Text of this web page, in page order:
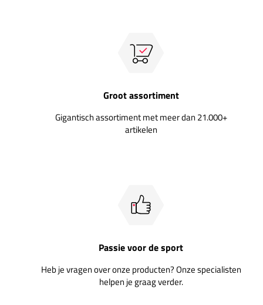
Groot assortiment
Gigantisch assortiment met meer dan 21.000+
artikelen
Passie voor de sport
Heb je vragen over onze producten? Onze specialisten
helpen je graag verder.